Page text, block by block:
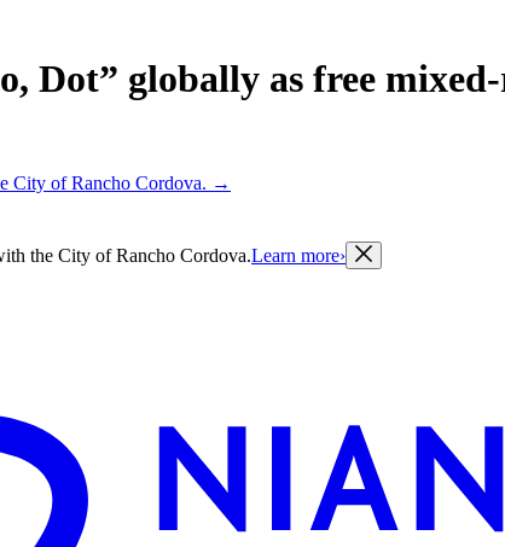
Dot” globally as free
City of Rancho Cordova. →
the City of Rancho Cordova.Learn more›